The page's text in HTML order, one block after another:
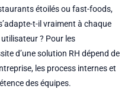
étoilés ou fast-foods,
t-il vraiment à chaque
? Pour les
d’une solution RH dépend de
les process internes et
des équipes.